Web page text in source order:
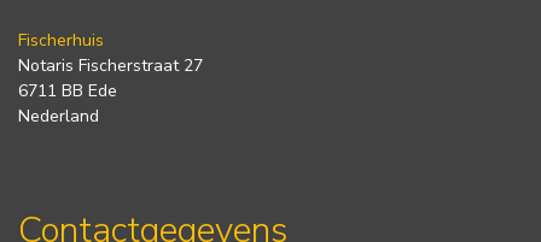
Fischerhuis
Notaris Fischerstraat 27
6711 BB Ede
Nederland
Contactgegevens